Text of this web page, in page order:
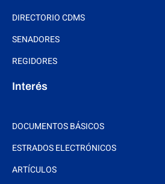
DIRECTORIO CDMS
SENADORES
REGIDORES
Interés
DOCUMENTOS BÁSICOS
ESTRADOS ELECTRÓNICOS
ARTÍCULOS